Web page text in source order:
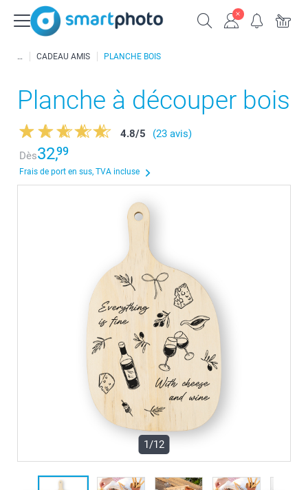
CADEAU AMIS PLANCHE BOIS
Planche à découper bois
4.8/5
(23 avis)
Dès32,99
Frais de port en sus, TVA incluse
1/12